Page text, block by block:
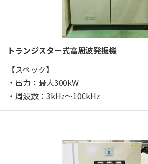
トランジスター式高周波発振機
【スペック】
・出力：最大300kW
・周波数：3kHz～100kHz